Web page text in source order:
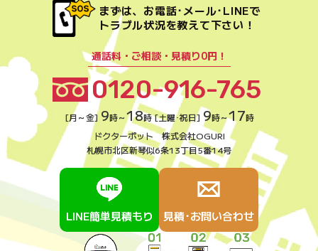
まずは、お電話･メール･LINEで
トラブル状況を教えて下さい！
通話料・ご相談・見積り0円！
0120-916-765
[月～金] 9時～18時 [土曜･祝日] 9時～17時
ドクターポット 株式会社OGURI
札幌市北区新琴似6条13丁目5番14号
LINE簡単見積もり 見積･お問い合わせ